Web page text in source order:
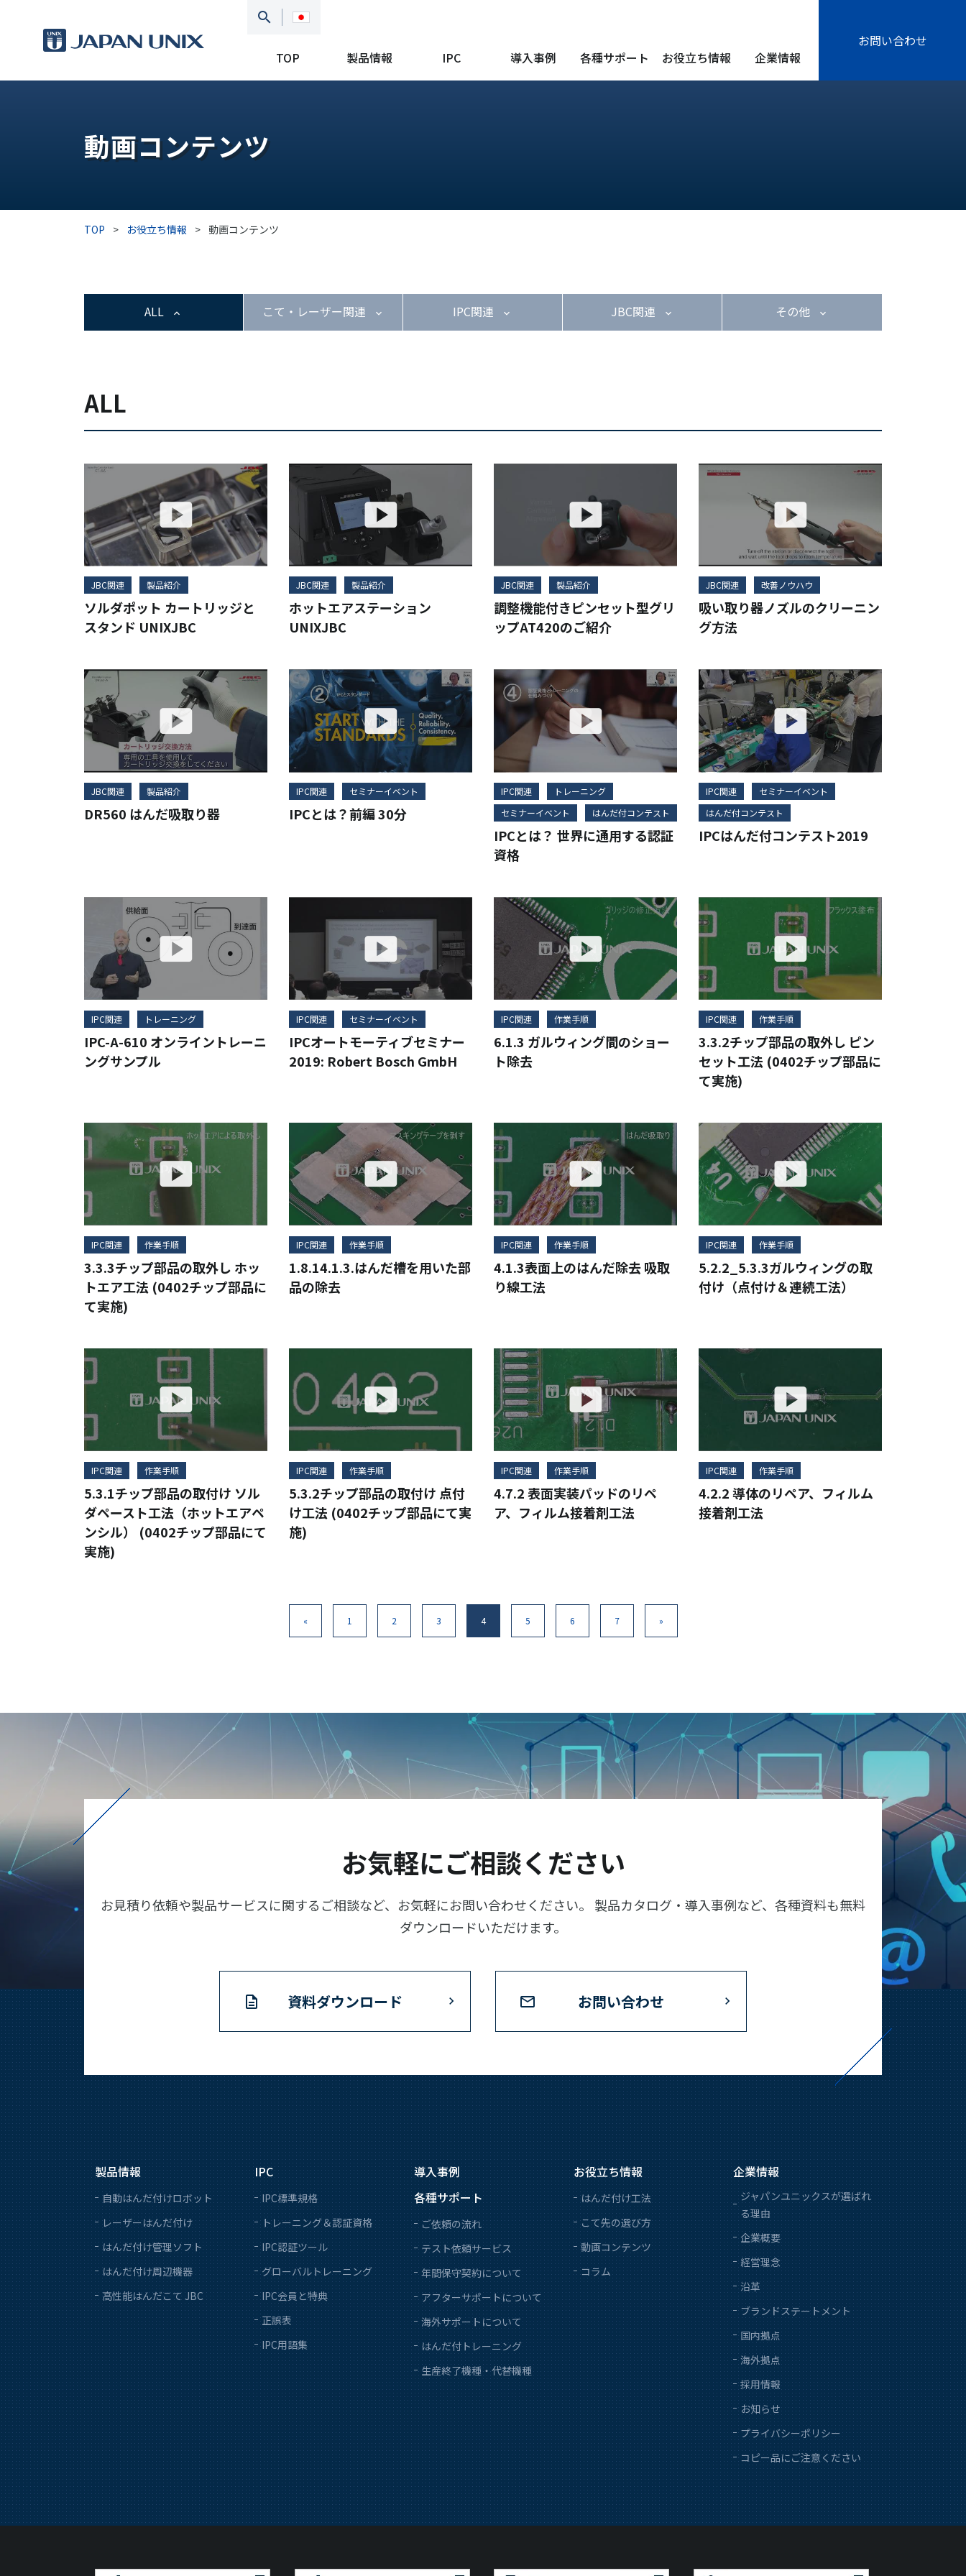
TOP 製品情報 IPC 導入事例 各種サポート お役立ち情報 企業情報
お問い合わせ
動画コンテンツ
TOP > お役立ち情報 > 動画コンテンツ
ALL こて・レーザー関連 IPC関連 JBC関連 その他
ALL
JBC関連 製品紹介
ソルダポット カートリッジと
スタンド UNIXJBC
JBC関連 製品紹介
ホットエアステーション
UNIXJBC
JBC関連 製品紹介
調整機能付きピンセット型グリ
ップAT420のご紹介
JBC関連 改善ノウハウ
吸い取り器ノズルのクリーニン
グ方法
JBC関連 製品紹介
DR560 はんだ吸取り器
IPC関連 セミナーイベント
IPCとは？前編 30分
IPC関連
トレーニング
セミナーイベント
はんだ付コンテスト
IPCとは？ 世界に通用する認証
資格
IPC関連
セミナーイベント
はんだ付コンテスト
IPCはんだ付コンテスト2019
IPC関連 トレーニング
IPC-A-610 オンライントレーニ
ングサンプル
IPC関連 セミナーイベント
IPCオートモーティブセミナー
2019: Robert Bosch GmbH
IPC関連 作業手順
6.1.3 ガルウィング間のショー
ト除去
IPC関連 作業手順
3.3.2チップ部品の取外し ピン
セット工法 (0402チップ部品に
て実施)
IPC関連 作業手順
3.3.3チップ部品の取外し ホッ
トエア工法 (0402チップ部品に
て実施)
IPC関連 作業手順
1.8.14.1.3.はんだ槽を用いた部
品の除去
IPC関連 作業手順
4.1.3表面上のはんだ除去 吸取
り線工法
IPC関連 作業手順
5.2.2_5.3.3ガルウィングの取
付け（点付け＆連続工法）
IPC関連 作業手順
5.3.1チップ部品の取付け ソル
ダペースト工法（ホットエアペ
ンシル） (0402チップ部品にて
実施)
IPC関連 作業手順
5.3.2チップ部品の取付け 点付
け工法 (0402チップ部品にて実
施)
IPC関連 作業手順
4.7.2 表面実装パッドのリペ
ア、フィルム接着剤工法
IPC関連 作業手順
4.2.2 導体のリペア、フィルム
接着剤工法
« 1 2 3 4 5 6 7 »
お気軽にご相談ください
お見積り依頼や製品サービスに関するご相談など、お気軽にお問い合わせください。 製品カタログ・導入事例など、各種資料も無料
ダウンロードいただけます。
資料ダウンロード お問い合わせ
製品情報
自動はんだ付けロボット
レーザーはんだ付け
はんだ付け管理ソフト
はんだ付け周辺機器
高性能はんだこて JBC
IPC
IPC標準規格
トレーニング＆認証資格
IPC認証ツール
グローバルトレーニング
IPC会員と特典
正誤表
IPC用語集
導入事例
各種サポート
ご依頼の流れ
テスト依頼サービス
年間保守契約について
アフターサポートについて
海外サポートについて
はんだ付トレーニング
生産終了機種・代替機種
お役立ち情報
はんだ付け工法
こて先の選び方
動画コンテンツ
コラム
企業情報
ジャパンユニックスが選ばれ
る理由
企業概要
経営理念
沿革
ブランドステートメント
国内拠点
海外拠点
採用情報
お知らせ
プライバシーポリシー
コピー品にご注意ください